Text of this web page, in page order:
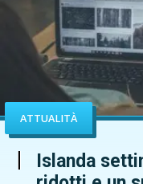
ATTUALITÀ
Islanda